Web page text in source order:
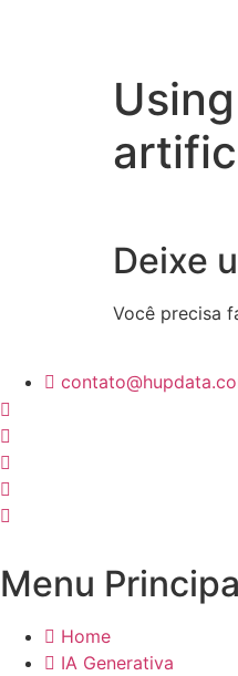
Deixe
Você precisa
Menu
Home
IA Generativa